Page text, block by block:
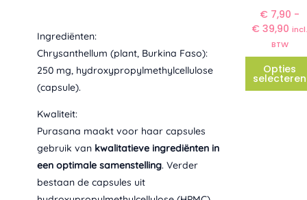
S
:
6
,
9
5
.
Ingrediënten:
Chrysanthellum (plant, Burkina Faso):
250 mg, hydroxypropylmethylcellulose
(capsule).
Kwaliteit:
Purasana maakt voor haar capsules
gebruik van kwalitatieve ingrediënten in
een optimale samenstelling. Verder
bestaan de capsules uit
€ 7,90 -
€ 39,90
s
k
s
s
BTW
Opties
selecteren
Deze
optie
kan